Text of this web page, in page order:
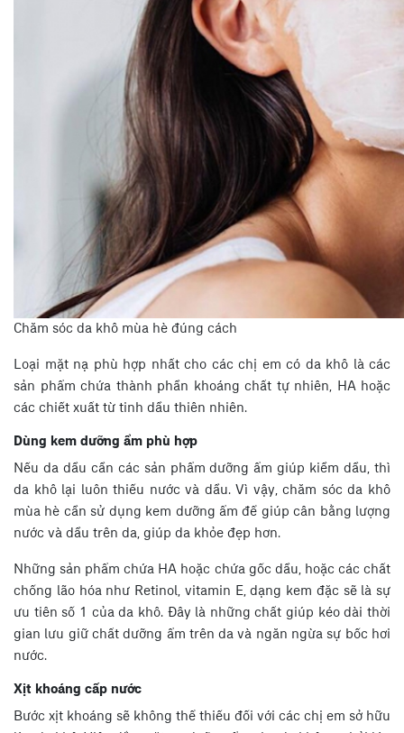
Chăm sóc da khô mùa hè đúng cách
Loại mặt nạ phù hợp nhất cho các chị em có da khô là các
sản phẩm chứa thành phần khoáng chất tự nhiên, HA hoặc
các chiết xuất từ tinh dầu thiên nhiên.
Dùng kem dưỡng ẩm phù hợp
Nếu da dầu cần các sản phẩm dưỡng ẩm giúp kiềm dầu, thì
da khô lại luôn thiếu nước và dầu. Vì vậy, chăm sóc da khô
mùa hè cần sử dụng kem dưỡng ẩm để giúp cân bằng lượng
nước và dầu trên da, giúp da khỏe đẹp hơn.
Những sản phẩm chứa HA hoặc chứa gốc dầu, hoặc các chất
chống lão hóa như Retinol, vitamin E, dạng kem đặc sẽ là sự
ưu tiên số 1 của da khô. Đây là những chất giúp kéo dài thời
gian lưu giữ chất dưỡng ẩm trên da và ngăn ngừa sự bốc hơi
nước.
Xịt khoáng cấp nước
Bước xịt khoáng sẽ không thể thiếu đối với các chị em sở hữu